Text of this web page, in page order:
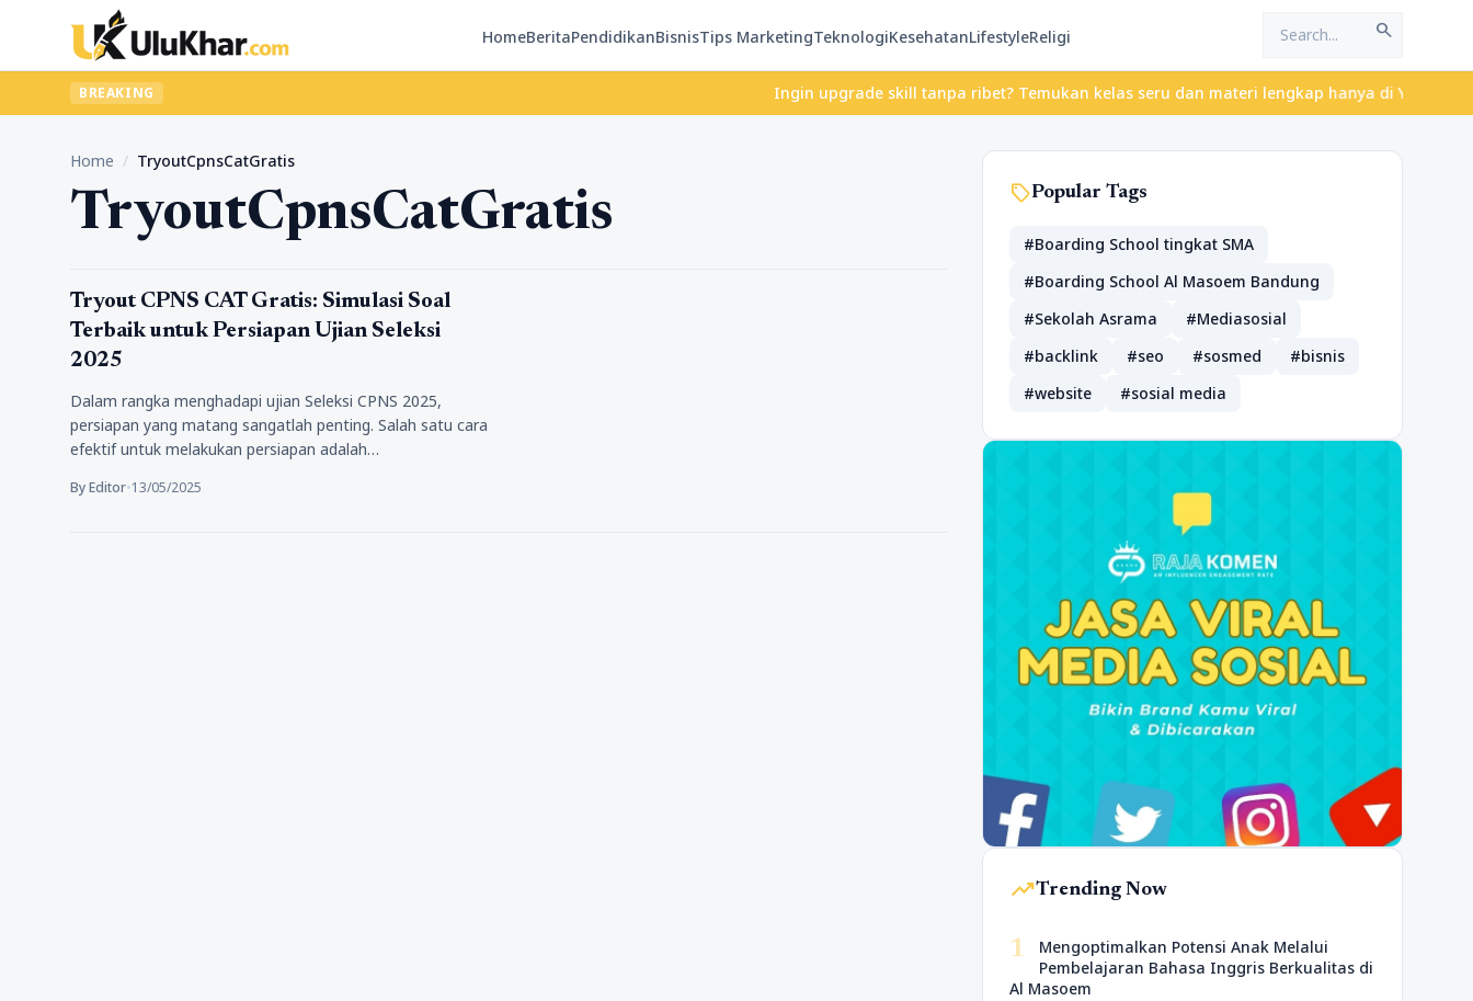
HomeBeritaPendidikanBisnisTips MarketingTeknologiKesehatanLifestyleReligi search
BREAKING Ingin upgrade skill tanpa ribet? Temukan kelas seru dan materi lengkap hanya di
Home / TryoutCpnsCatGratis
TryoutCpnsCatGratis
Pendidikan
Tryout CPNS CAT Gratis: Simulasi Soal
Terbaik untuk Persiapan Ujian Seleksi
2025
Dalam rangka menghadapi ujian Seleksi CPNS 2025,
persiapan yang matang sangatlah penting. Salah satu cara
efektif untuk melakukan persiapan adalah…
By Editor•13/05/2025
sellPopular Tags
#Boarding School tingkat SMA
#Boarding School Al Masoem Bandung
#Sekolah Asrama
#Mediasosial
#backlink
#seo #sosmed
#bisnis
#website
#sosial media
trending_upTrending Now
1
Mengoptimalkan Potensi Anak Melalui
Pembelajaran Bahasa Inggris Berkualitas di
Al Masoem